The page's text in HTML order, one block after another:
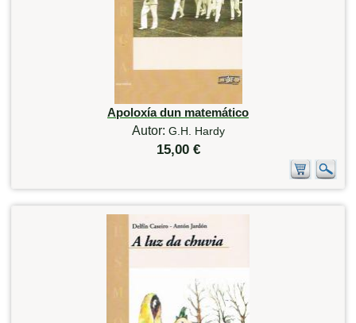
Apoloxía dun matemático
Autor: G.H. Hardy
15,00 €